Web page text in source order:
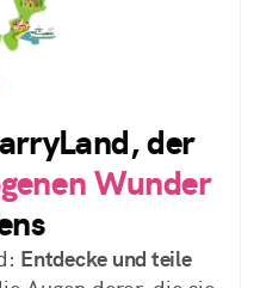
der
Wunder
Entdecke und teile